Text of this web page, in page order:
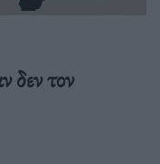
δεν τον